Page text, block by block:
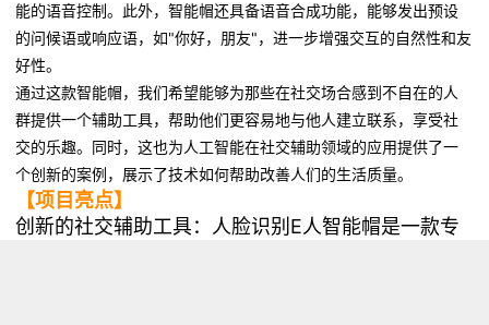
能的语音控制。此外，智能帽还具备语音合成功能，能够发出预设
的问候语或响应语，如"你好，朋友"，进一步增强交互的自然性和友
好性。
通过这款智能帽，我们希望能够为那些在社交场合感到不自在的人
群提供一个辅助工具，帮助他们更容易地与他人建立联系，享受社
交的乐趣。同时，这也为人工智能在社交辅助领域的应用提供了一
个创新的案例，展示了技术如何帮助改善人们的生活质量。
【项目亮点】
创新的社交辅助工具：人脸识别E人智能帽是一款专